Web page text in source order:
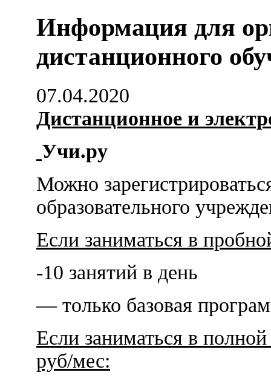
Информация для
дистанционного
07.04.2020
Дистанционное и
Учи.ру
Можно
образовательного
Если заниматься в
-10 занятий в день
— только базовая
Если заниматься в
руб/мес: